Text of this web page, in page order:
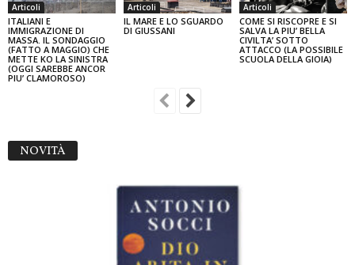
Articoli
ITALIANI E
IMMIGRAZIONE DI
MASSA. IL SONDAGGIO
(FATTO A MAGGIO) CHE
METTE KO LA SINISTRA
(OGGI SAREBBE ANCOR
PIU’ CLAMOROSO)
Articoli
IL MARE E LO SGUARDO
DI GIUSSANI
Articoli
COME SI RISCOPRE E SI
SALVA LA PIU’ BELLA
CIVILTA’ SOTTO
ATTACCO (LA POSSIBILE
SCUOLA DELLA GIOIA)
NOVITÀ